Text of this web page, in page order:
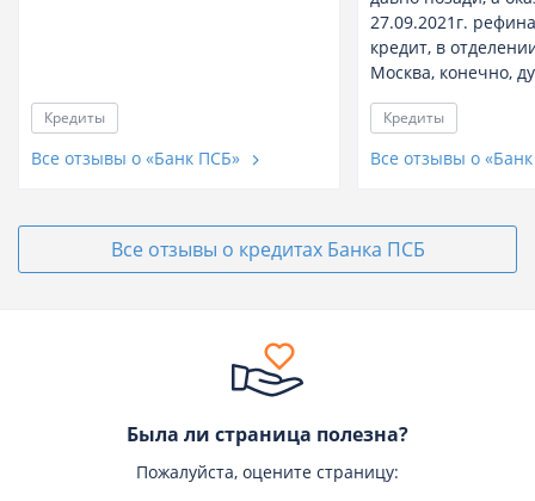
Кредиты
Все отзывы о «Банк ПСБ»
27.09.2021г.
кредит, в
Москва, конечно,
Кредиты
Все отзывы о
Все отзывы о кредитах Банка ПСБ
Была ли страница полезна?
Пожалуйста, оцените страницу: